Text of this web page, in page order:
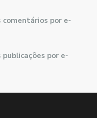
por e-
por e-